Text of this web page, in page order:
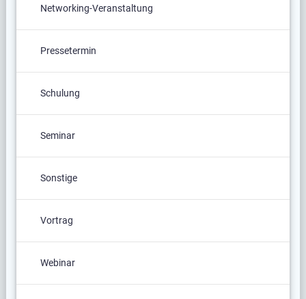
Networking-Veranstaltung
Pressetermin
Schulung
Seminar
Sonstige
Vortrag
Webinar